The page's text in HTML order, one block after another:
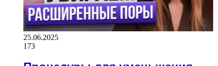
25.06.2025
173